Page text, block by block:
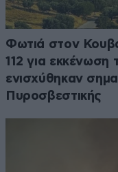
Φωτιά στον
112 για εκκένωση
ενισχύθηκαν
Πυροσβεστικής